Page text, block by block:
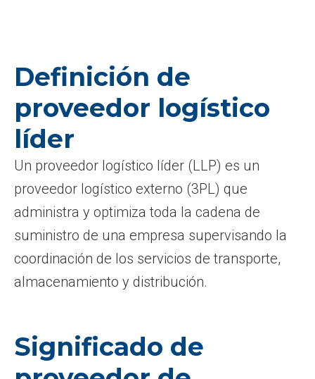
Definición de
proveedor logístico
líder
Un proveedor logístico líder (LLP) es un
proveedor logístico externo (3PL) que
administra y optimiza toda la cadena de
suministro de una empresa supervisando la
coordinación de los servicios de transporte,
almacenamiento y distribución.
Significado de